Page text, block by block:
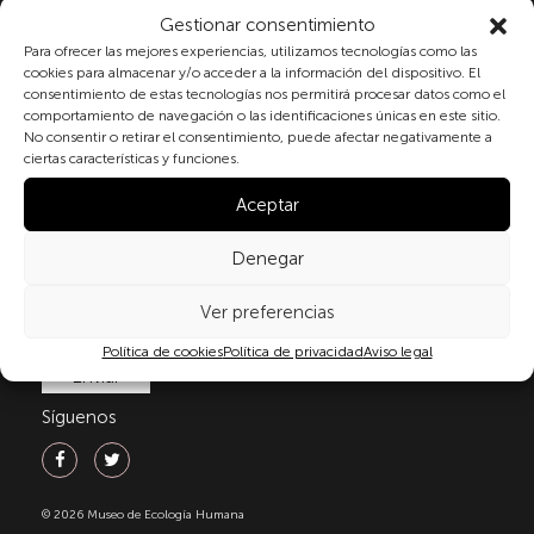
Gestionar consentimiento
Para ofrecer las mejores experiencias, utilizamos tecnologías como las
cookies para almacenar y/o acceder a la información del dispositivo. El
consentimiento de estas tecnologías nos permitirá procesar datos como el
comportamiento de navegación o las identificaciones únicas en este sitio.
No consentir o retirar el consentimiento, puede afectar negativamente a
ciertas características y funciones.
Aceptar
Denegar
Ver preferencias
Política de cookiesPolítica de privacidadAviso legal
Al marcar la casilla y enviar este formulario, usted
consiente expresamente el tratamiento de sus datos
personales conforme a la normativa vigente en
materia de protección de datos personales, en
particular, de acuerdo con lo dispuesto en el
Reglamento (UE) 2016/679 del Parlamento Europeo y
Orgánica 3/2018, de 5 de diciembre, de Protección de
Datos Personales y garantía de los derechos
digitale(LOPDGDD). Para más información puede
Síguenos
© 2026 Museo de Ecología Humana